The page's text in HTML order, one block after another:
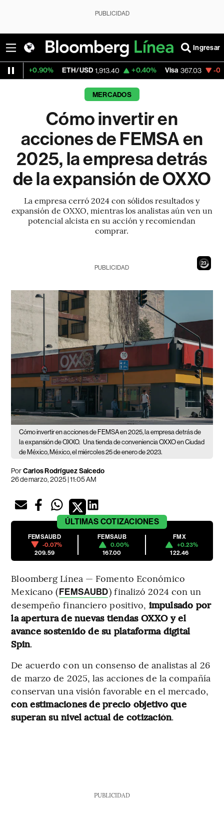
PUBLICIDAD
Ingresar
ETH/USD 1,913.40 +0.40% Visa 367.03 -0.93%
MERCADOS
Cómo invertir en
acciones de FEMSA en
2025, la empresa detrás
de la expansión de OXXO
La empresa cerró 2024 con sólidos resultados y
expansión de OXXO, mientras los analistas aún ven un
potencial alcista en su acción y recomiendan
comprar.
21
PUBLICIDAD
Cómo invertir en acciones de FEMSA en 2025, la empresa detrás de
la expansión de OXXO. Una tienda de conveniencia OXXO en Ciudad
de México, México, el miércoles 25 de enero de 2023.
PorCarlos Rodríguez Salcedo
26 de marzo, 2025 | 11:05 AM
ÚLTIMAS COTIZACIONES
FEMSAUBD
-0.07%
209.59
FEMSAUB
0.00%
167.00
FMX
+0.23%
122.46
Bloomberg Línea — Fomento Económico
Mexicano (FEMSAUBD) finalizó 2024 con un
desempeño financiero positivo, impulsado por
la apertura de nuevas tiendas OXXO y el
avance sostenido de su plataforma digital
Spin.
De acuerdo con un consenso de analistas al 26
de marzo de 2025, las acciones de la compañía
conservan una visión favorable en el mercado,
con estimaciones de precio objetivo que
superan su nivel actual de cotización.
PUBLICIDAD